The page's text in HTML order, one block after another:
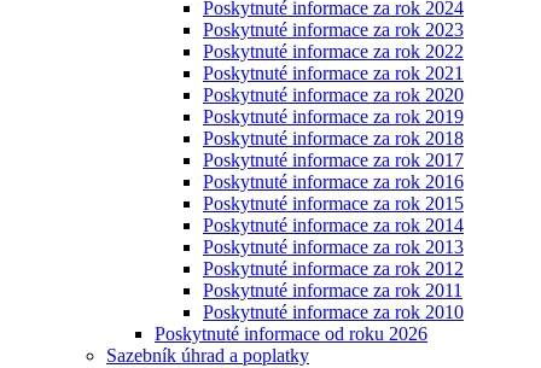
Poskytnuté informace za rok 2024
Poskytnuté informace za rok 2023
Poskytnuté informace za rok 2022
Poskytnuté informace za rok 2021
Poskytnuté informace za rok 2020
Poskytnuté informace za rok 2019
Poskytnuté informace za rok 2018
Poskytnuté informace za rok 2017
Poskytnuté informace za rok 2016
Poskytnuté informace za rok 2015
Poskytnuté informace za rok 2014
Poskytnuté informace za rok 2013
Poskytnuté informace za rok 2012
Poskytnuté informace za rok 2011
Poskytnuté informace za rok 2010
Poskytnuté informace od roku 2026
Sazebník úhrad a poplatky